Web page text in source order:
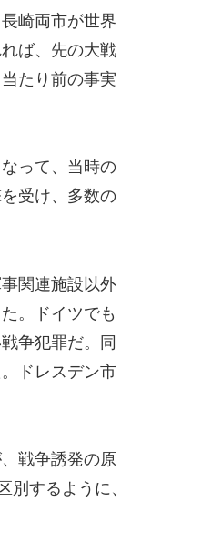
崎両市が世界
ば、先の大戦
たり前の事実
って、当時の
受け、多数の
関連施設以外
。ドイツでも
争犯罪だ。同
ドレスデン市
戦争誘発の原
するように、